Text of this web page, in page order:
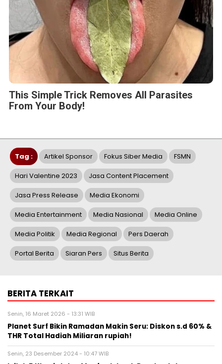
This Simple Trick Removes All Parasites
From Your Body!
Tag : Artikel Sponsor Fokus Siber Media FSMN
Hari Valentine 2023 Jasa Content Placement
Jasa Press Release Media Ekonomi
Media Entertainment Media Nasional Media Online
Media Politik Media Regional Pers Daerah
Portal Berita Siaran Pers Situs Berita
BERITA TERKAIT
Senin, 16 Maret 2026 - 13:31 WIB
Planet Surf Bikin Ramadan Makin Seru: Diskon s.d 60% &
THR Total Hadiah Miliaran rupiah!
Senin, 23 Desember 2024 - 10:47 WIB